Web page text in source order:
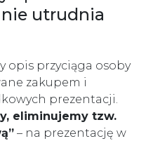
utrudnia
opis przyciąga osoby
zakupem i
prezentacji.
eliminujemy tzw.
– na prezentację w